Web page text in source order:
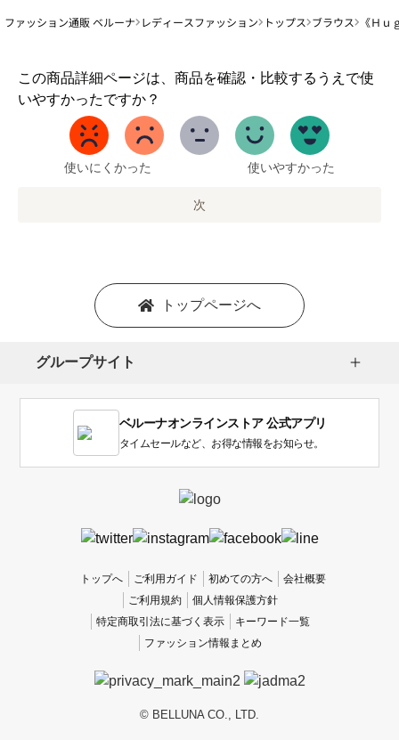
ファッション通販 ベルーナ レディースファッション トップス ブラウス 《Ｈ
この商品詳細ページは、商品を確認・比較するうえで使
いやすかったですか？
1
か
い
使いにくかった 使いやすかった
次
トップページへ
グループサイト
ベルーナオンラインストア 公式アプリ
タイムセールなど、お得な情報をお知らせ。
トップへ ご利用ガイド 初めての方へ
会社概要
ご利用規約
個人情報保護方針
特定商取引法に基づく表示
キーワード一覧
ファッション情報まとめ
© BELLUNA CO., LTD.